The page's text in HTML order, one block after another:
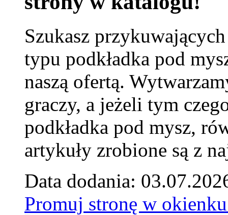
Szukasz
typu podkładka pod
naszą ofertą.
graczy, a jeżeli tym
podkładka pod mysz,
artykuły zrobione są z
Data dodania:
Promuj stronę w